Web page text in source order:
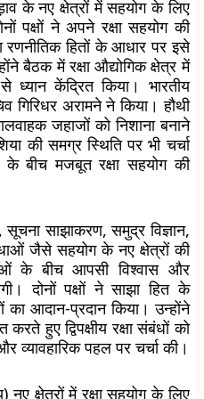
के नए क्षेत्रों में सहयोग के लिए
पक्षों ने अपने रक्षा सहयोग की
रणनीतिक हितों के आधार पर इसे
बैठक में रक्षा औद्योगिक क्षेत्र में
केंद्रित किया। भारतीय
गिरिधर अरामने ने किया। हौथी
जहाजों को निशाना बनाने
की समग्र स्थिति पर भी चर्चा
के बीच मजबूत रक्षा सहयोग की
साझाकरण, समुद्र विज्ञान,
जैसे सहयोग के नए क्षेत्रों की
के बीच आपसी विश्वास और
दोनों पक्षों ने साझा हित के
का आदान-प्रदान किया। उन्होंने
करते हुए द्विपक्षीय रक्षा संबंधों को
पहल पर चर्चा की।
नए क्षेत्रों में रक्षा सहयोग के लिए